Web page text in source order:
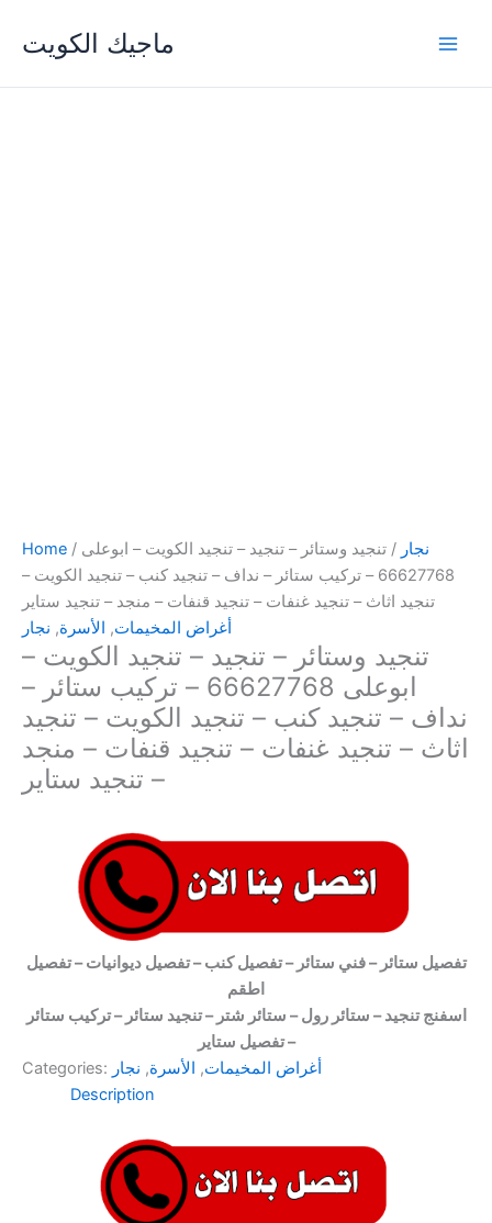
content
ماجيك الكويت
Home / نجار / تنجيد وستائر – تنجيد – تنجيد الكويت – ابوعلى
66627768 – تركيب ستائر – نداف – تنجيد كنب – تنجيد الكويت –
تنجيد اثاث – تنجيد غنفات – تنجيد قنفات – منجد – تنجيد ستاير
أغراض المخيمات, الأسرة, نجار
تنجيد وستائر – تنجيد – تنجيد الكويت –
ابوعلى 66627768 – تركيب ستائر –
نداف – تنجيد كنب – تنجيد الكويت – تنجيد
اثاث – تنجيد غنفات – تنجيد قنفات – منجد
– تنجيد ستاير
تفصيل ستائر – فني ستائر – تفصيل كنب – تفصيل ديوانيات – تفصيل
اطقم
اسفنج تنجيد – ستائر رول – ستائر شتر – تنجيد ستائر – تركيب ستائر
– تفصيل ستاير
Categories:
أغراض المخيمات, الأسرة, نجار
Description